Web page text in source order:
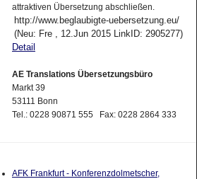
attraktiven Übersetzung abschließen.
http://www.beglaubigte-uebersetzung.eu/
(Neu: Fre , 12.Jun 2015 LinkID: 2905277)
Detail
AE Translations Übersetzungsbüro
Markt 39
53111 Bonn
Tel.: 0228 90871 555 Fax: 0228 2864 333
AFK Frankfurt - Konferenzdolmetscher,